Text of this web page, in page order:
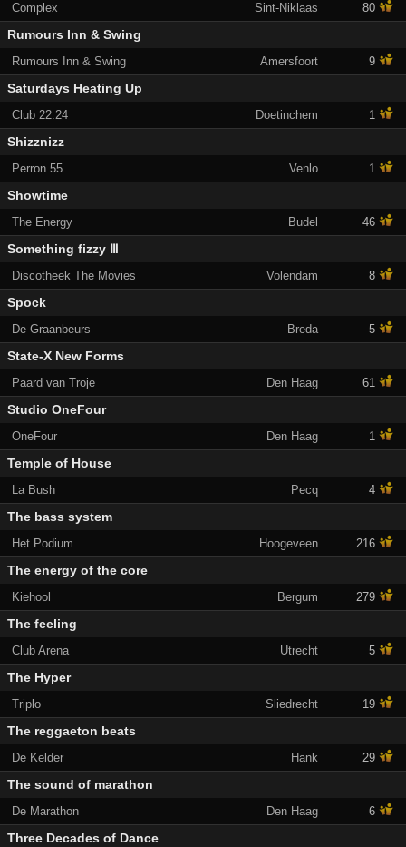
Complex Sint-Niklaas 80
Rumours Inn & Swing
Rumours Inn & Swing Amersfoort 9
Saturdays Heating Up
Club 22.24 Doetinchem 1
Shizznizz
Perron 55 Venlo 1
Showtime
The Energy Budel 46
Something fizzy Ⅲ
Discotheek The Movies Volendam 8
Spock
De Graanbeurs Breda 5
State-X New Forms
Paard van Troje Den Haag 61
Studio OneFour
OneFour Den Haag 1
Temple of House
La Bush Pecq 4
The bass system
Het Podium Hoogeveen 216
The energy of the core
Kiehool Bergum 279
The feeling
Club Arena Utrecht 5
The Hyper
Triplo Sliedrecht 19
The reggaeton beats
De Kelder Hank 29
The sound of marathon
De Marathon Den Haag 6
Three Decades of Dance